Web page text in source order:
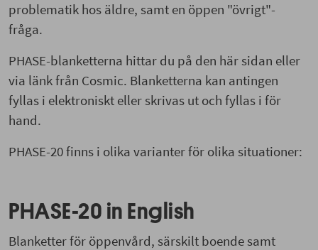
problematik hos äldre, samt en öppen "övrigt"-
fråga.
PHASE-blanketterna hittar du på den här sidan eller
via länk från Cosmic. Blanketterna kan antingen
fyllas i elektroniskt eller skrivas ut och fyllas i för
hand.
PHASE-20 finns i olika varianter för olika situationer:
PHASE-20 in English
Blanketter för öppenvård, särskilt boende samt